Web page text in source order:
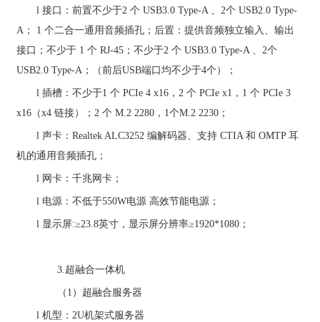
l接口：前置不少于2个USB3.0 Type-A 、2个USB2.0 Type-
A ； 1个二合一通用音频插孔；后置：提供音频独立输入、输出
接口；不少于 1个RJ-45 ；不少于2个USB3.0 Type-A 、2个
USB2.0 Type-A ； （前后USB端口均不少于4个）；
l插槽：不少于1个PCIe 4 x16 ，2个PCIe x1 ， 1个PCIe 3
x16 （x4链接）；2个M.2 2280 ， 1个M.2 2230 ；
l声卡：Realtek ALC3252编解码器、支持CTIA和OMTP耳
机的通用音频插孔；
l 网卡：千兆网卡；
l 电源：不低于550W电源 高效节能电源；
l 显示屏:≥23.8英寸，显示屏分辨率≥1920*1080 ；
3.超融合一体机
（1）超融合服务器
l机型：2U机架式服务器